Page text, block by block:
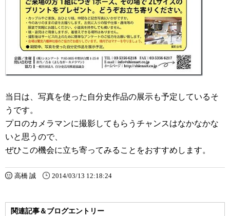
当日は、写真を使った自分史作品の展示も予定しているそ
うです。
プロのカメラマンに撮影してもらうチャンスはなかなかな
いと思うので、
ぜひこの機会に立ち寄ってみることをおすすめします。
高橋 誠 2014/03/13 12:18:24
関連記事＆ブログエントリー